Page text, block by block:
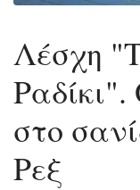
Λέσχη
στο
Ρεξ